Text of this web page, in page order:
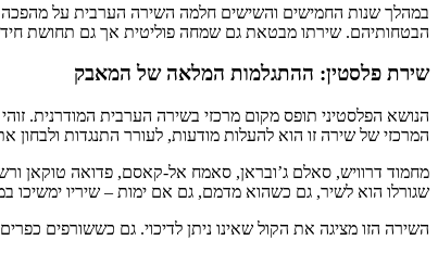
במהלך שנות החמישים והשישים חלמה השירה הערבית על מהפכה
הבטחותיהם. שירתו מבטאת גם שמחה פוליטית אך גם תחושת
שירת פלסטין: ההתגלמות המלאה של המאבק
הנושא הפלסטיני תופס מקום מרכזי בשירה הערבית המודרנית.
המרכזי של שירה זו הוא להעלות מודעות, לעורר התנגדות
מחמוד דרוויש, סאלם ג’ובראן, סאמח אל-קאסם, פדואה טוקאן
שגורלו הוא לשיר, גם כשהוא מדמם, גם אם ימות – שיריו ימשיכו
השירה הזו מציגה את הקול שאינו ניתן לדיכוי. גם כששורפים